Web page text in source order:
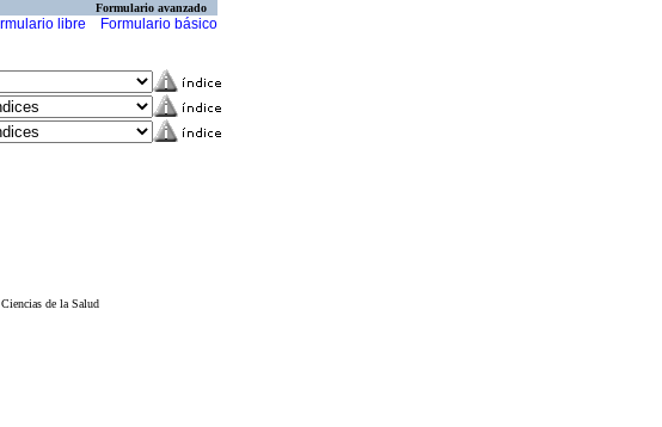
Formulario avanzado
libre Formulario básico
de la Salud